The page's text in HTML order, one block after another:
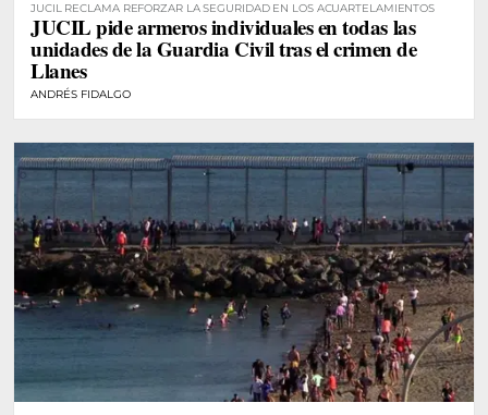
JUCIL RECLAMA REFORZAR LA SEGURIDAD EN LOS ACUARTELAMIENTOS
JUCIL pide armeros individuales en todas las
unidades de la Guardia Civil tras el crimen de
Llanes
ANDRÉS FIDALGO